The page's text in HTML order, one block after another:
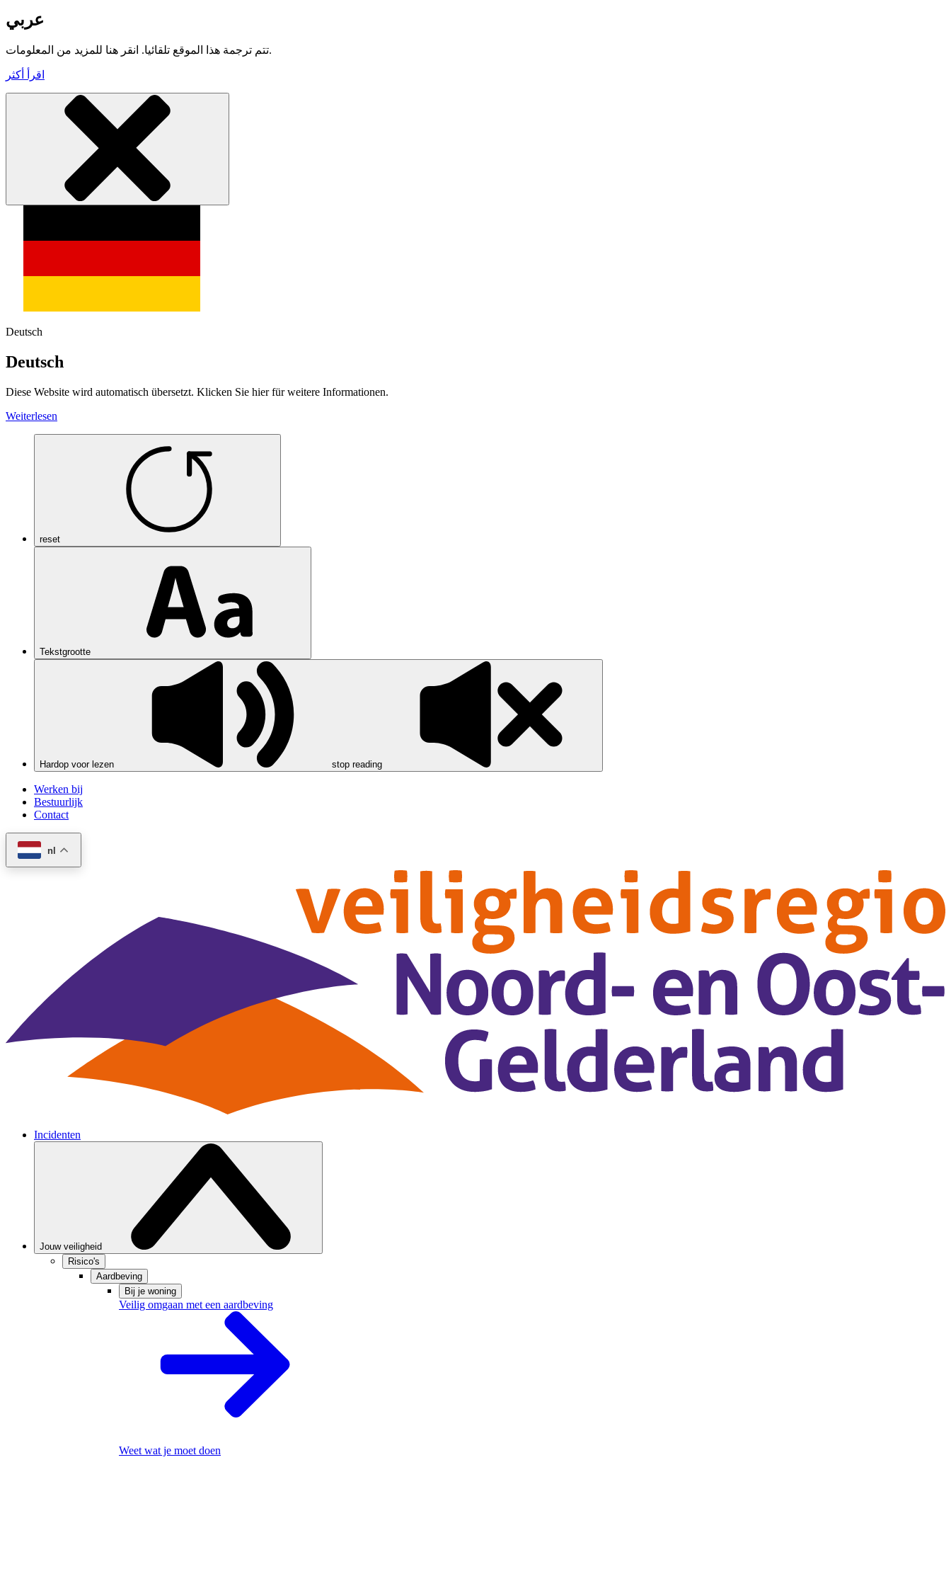
عربي
تتم ترجمة هذا الموقع تلقائيا. انقر هنا للمزيد من المعلومات.
اقرأ أكثر
Deutsch
Deutsch
Diese Website wird automatisch übersetzt. Klicken Sie hier für weitere Informationen.
Weiterlesen
reset
Tekstgrootte
Hardop voor lezen stop reading
Werken bij
Bestuurlijk
Contact
nl
Incidenten
Jouw veiligheid
Risico's
Aardbeving
Bij je woning
Veilig omgaan met een aardbeving
Weet wat je moet doen